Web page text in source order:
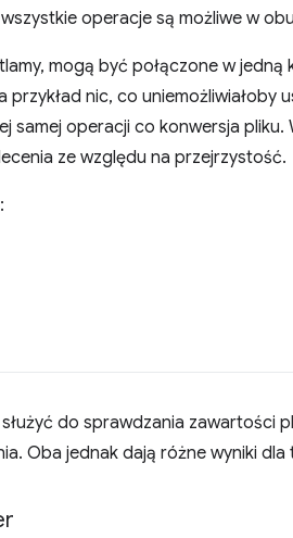
operacje są możliwe w
mogą być połączone w jedną
przykład nic, co uniemożliwiałoby
samej operacji co konwersja pliku.
ze względu na przejrzystość.
do sprawdzania zawartości
Oba jednak dają różne wyniki